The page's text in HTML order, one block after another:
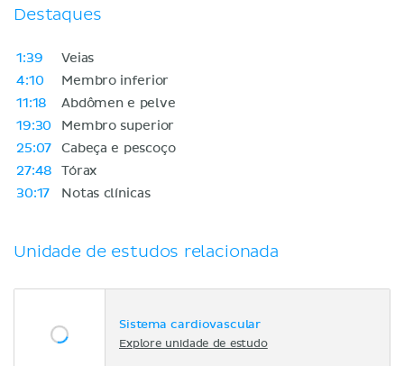
Destaques
1:39
Veias
4:10
Membro inferior
11:18
Abdômen e pelve
19:30
Membro superior
25:07
Cabeça e pescoço
27:48
Tórax
30:17
Notas clínicas
Unidade de estudos relacionada
Sistema cardiovascular
Explore unidade de estudo